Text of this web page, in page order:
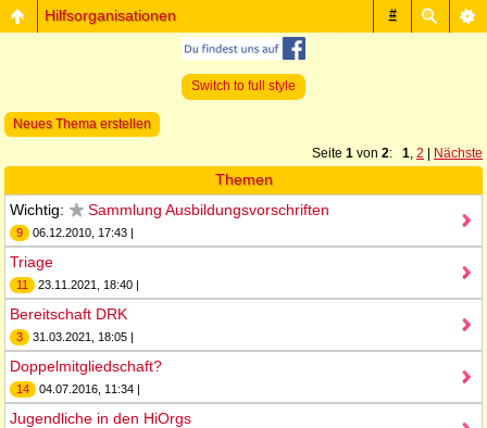
#
Hilfsorganisationen
Switch to full style
Neues Thema erstellen
Seite 1 von 2: 1, 2 Nächste
Themen
Wichtig:
Sammlung Ausbildungsvorschriften
9 06.12.2010, 17:43 |
Triage
11 23.11.2021, 18:40 |
Bereitschaft DRK
3 31.03.2021, 18:05 |
Doppelmitgliedschaft?
14 04.07.2016, 11:34 |
Jugendliche in den HiOrgs